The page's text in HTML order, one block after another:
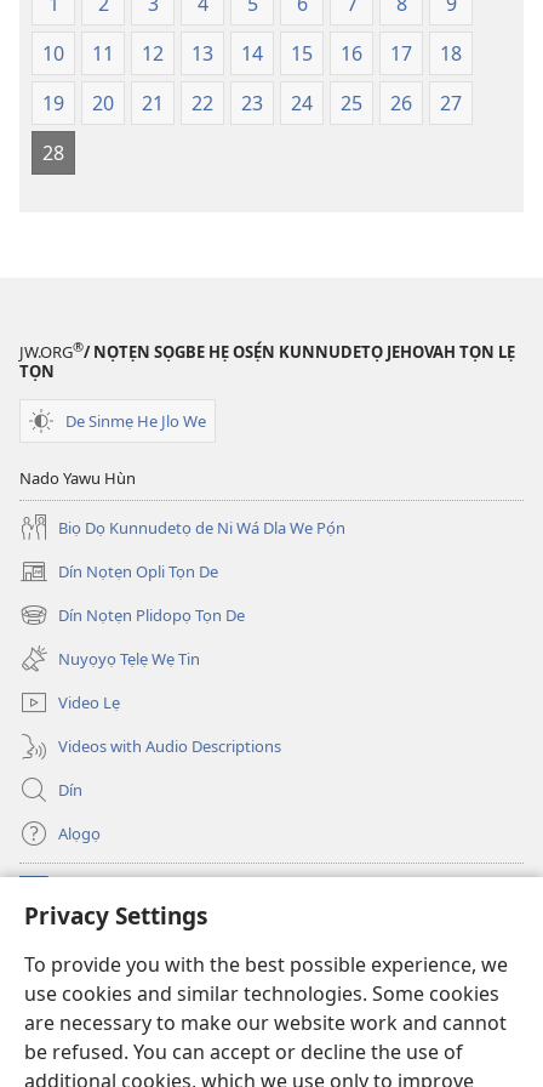
Privacy Settings
To provide you with the best possible experience, we
use cookies and similar technologies. Some cookies
are necessary to make our website work and cannot
be refused. You can accept or decline the use of
additional cookies, which we use only to improve
Aihọn
Yọyọ
Tọn
(Zinjẹgbonu
Aihọn
Yọyọ
Tọn
(Zinjẹgbonu
10
11 12 13 14 15 16 17
18
19
20 21 22 23 24 25 26
27
28
JW.ORG®/ NỌTẸN SỌGBE HẸ OSẸ́N KUNNUDETỌ JEHOVAH TỌN LẸ
TỌN
De Sinmẹ He Jlo We
Nado Yawu Hùn
Biọ Dọ Kunnudetọ de Ni Wá Dla We Pọ́n
Dín Nọtẹn Opli Tọn De
(opens
new
window)
Dín Nọtẹn Plidopọ Tọn De
(opens
new
window)
Nuyọyọ Tẹlẹ Wẹ Tin
Video Lẹ
Videos with Audio Descriptions
Dín
Alọgọ
(opens
new
Wesẹdotẹn Intẹnẹt Ji Tọn Watchtower Tọn
(opens
new
window)JW Hub
(opens
new
window)Azọ́nwanu JW Library